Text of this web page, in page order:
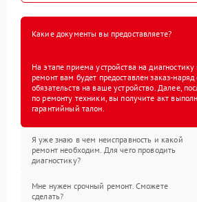
Какие документы вы предоставляете?
На этапе приема устройства на
ремонт вам будет предоставлен заказ-
обязательств на ваше устройство. Далее,
по ремонту техники, вы получите акт
гарантийный талон.
Я уже знаю в чем неисправность и какой
ремонт необходим. Для чего проводить
диагностику?
Мне нужен срочный ремонт. Сможете
сделать?